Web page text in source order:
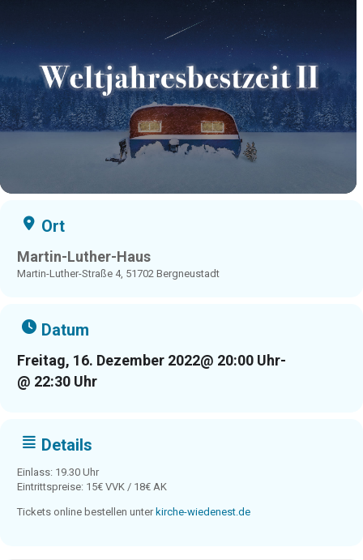
Ort
Martin-Luther-Haus
Martin-Luther-Straße 4, 51702 Bergneustadt
Datum
Freitag, 16. Dezember 2022@ 20:00 Uhr-
@ 22:30 Uhr
Details
Einlass: 19.30 Uhr
Eintrittspreise: 15€ VVK / 18€ AK
Tickets online bestellen unter kirche-wiedenest.de